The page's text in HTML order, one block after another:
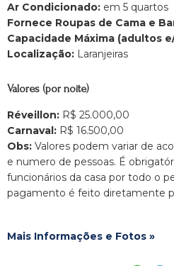
Ar Condicionado: em 5 quartos
Fornece Roupas de Cama e
Capacidade Máxima (adultos
Localização: Laranjeiras
Valores (por noite)
Réveillon: R$ 25.000,00
Carnaval: R$ 16.500,00
Obs: Valores podem variar de
e numero de pessoas. É
funcionários da casa por todo o
pagamento é feito diretamente
Mais Informações e Fotos »